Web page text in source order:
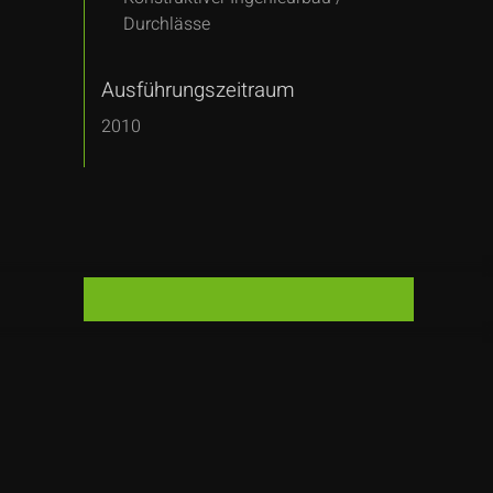
Durchlässe
Ausführungszeitraum
2010